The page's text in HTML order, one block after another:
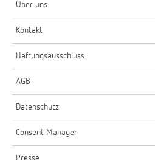
Über uns
Kontakt
Haftungsausschluss
AGB
Datenschutz
Consent Manager